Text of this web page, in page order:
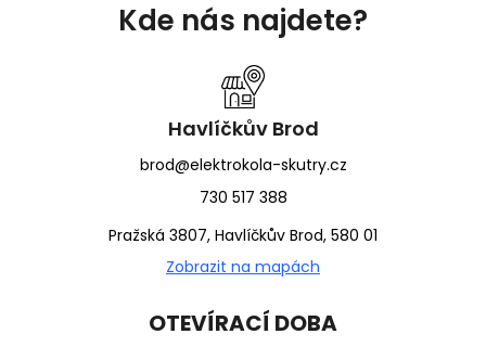
Kde nás najdete?
Havlíčkův Brod
brod@elektrokola-skutry.cz
730 517 388
Pražská 3807, Havlíčkův Brod, 580 01
Zobrazit na mapách
OTEVÍRACÍ DOBA